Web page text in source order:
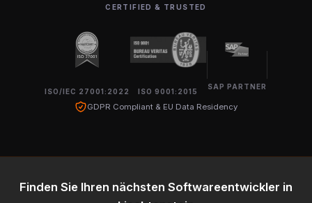
CERTIFIED & TRUSTED
ISO/IEC 27001:2022 ISO 9001:2015
SAP PARTNER
GDPR Compliant & EU Data Residency
Finden Sie Ihren nächsten Softwareentwickler in